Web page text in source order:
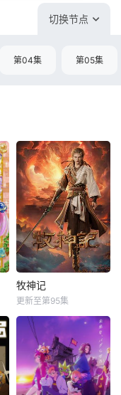
切换节点
第04集 第05集
牧神记
更新至第95集